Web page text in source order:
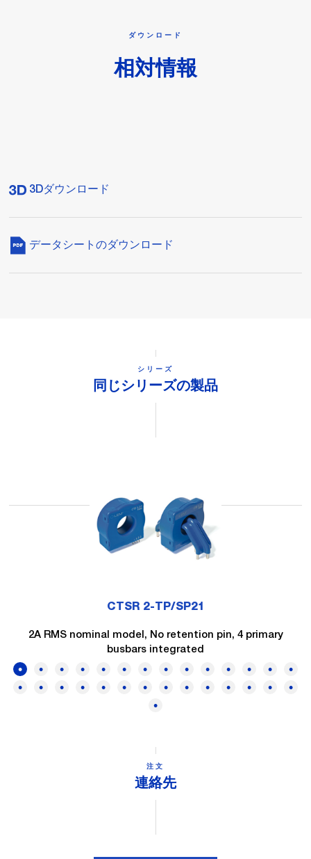
ダウンロード
相対情報
3Dダウンロード
データシートのダウンロード
シリーズ
同じシリーズの製品
CTSR 2-TP/SP21
2A RMS nominal model, No retention pin, 4 primary
busbars integrated
注文
連絡先